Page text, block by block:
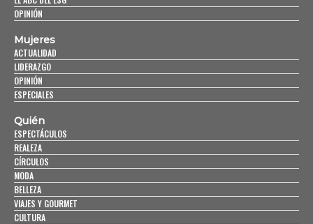
OPINIÓN
Mujeres
ACTUALIDAD
LIDERAZGO
OPINIÓN
ESPECIALES
Quién
ESPECTÁCULOS
REALEZA
CÍRCULOS
MODA
BELLEZA
VIAJES Y GOURMET
CULTURA